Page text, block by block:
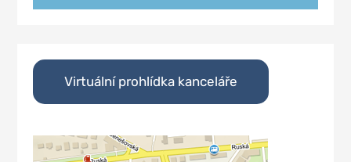
Virtuální prohlídka kanceláře